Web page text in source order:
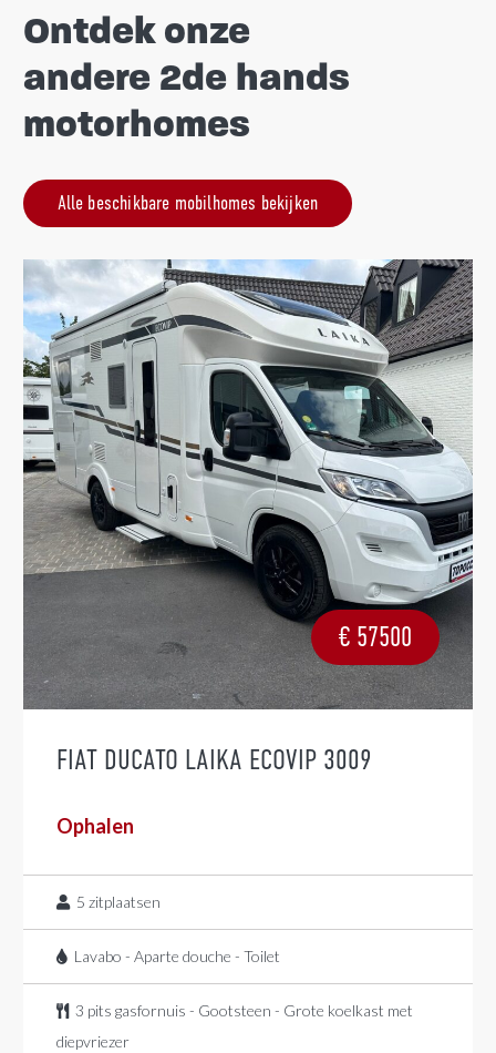
Ontdek onze
andere 2de hands
motorhomes
Alle beschikbare mobilhomes bekijken
€ 57500
FIAT DUCATO LAIKA ECOVIP 3009
Ophalen
5 zitplaatsen
Lavabo - Aparte douche - Toilet
3 pits gasfornuis - Gootsteen - Grote koelkast met
diepvriezer